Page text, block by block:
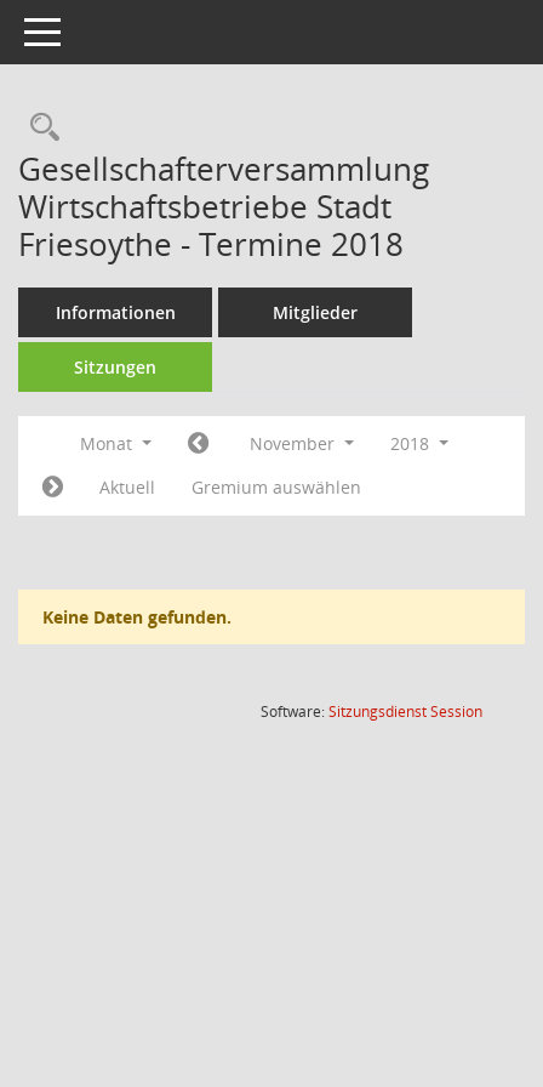
Toggle navigation
Rechercheauswahl
Gesellschafterversammlung
Wirtschaftsbetriebe Stadt
Friesoythe - Termine 2018
Informationen Mitglieder
Sitzungen
Monat November
2018
Aktuell
Gremium auswählen
Keine Daten gefunden.
Software:SitzungsdienstSession(Wird in